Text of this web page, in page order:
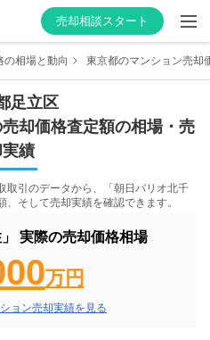
売却相談スタート
の相場と動向 東京都のマンション売却
足立区
売却価格査定額の相場・売
績
取引のデータから、「 朝日パリオ北千
、そして売却実績を確認できます。
」 実際の売却価格相場
万円
ョン売却実績を見る